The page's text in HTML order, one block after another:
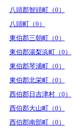
八頭郡智頭町（0）
八頭町（0）
東伯郡三朝町（0）
東伯郡湯梨浜町（0）
東伯郡琴浦町（0）
東伯郡北栄町（0）
西伯郡日吉津村（0）
西伯郡大山町（0）
西伯郡南部町（0）